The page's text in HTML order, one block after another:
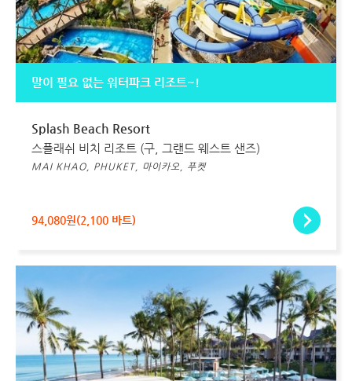
말이 필요 없는 워터파크 리조트~!
Splash Beach Resort
스플래쉬 비치 리조트 (구, 그랜드 웨스트 샌즈)
MAI KHAO, PHUKET, 마이카오, 푸켓
94,080원(2,100 바트)